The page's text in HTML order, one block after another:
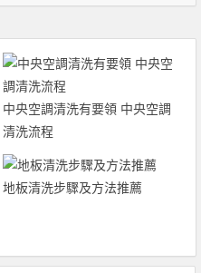
中央空調清洗有要領 中央空調
清洗流程
地板清洗步驟及方法推薦